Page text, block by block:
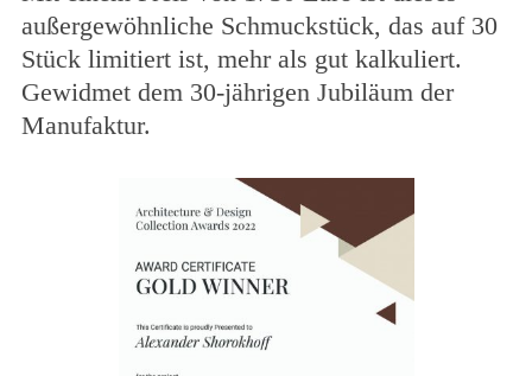
außergewöhnliche Schmuckstück, das auf 30
Stück limitiert ist, mehr als gut kalkuliert.
Gewidmet dem 30-jährigen Jubiläum der
Manufaktur.